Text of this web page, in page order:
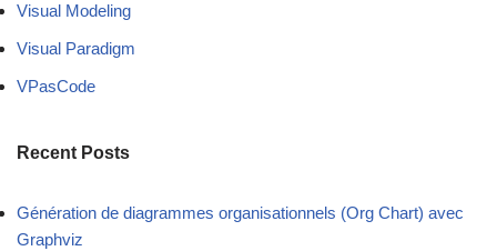
Visual Modeling
Visual Paradigm
VPasCode
Recent Posts
Génération de diagrammes organisationnels (Org Chart) avec
Graphviz